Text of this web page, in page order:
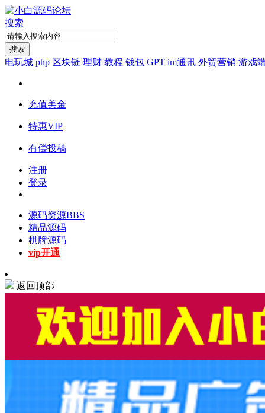
搜索
搜索
电玩城 php 区块链 理财 教程 钱包 GPT im通讯 外贸营销 游戏
充值美金
特惠VIP
有偿投稿
注册
登录
源码资源BBS
精品源码
棋牌源码
vip开通
返回顶部